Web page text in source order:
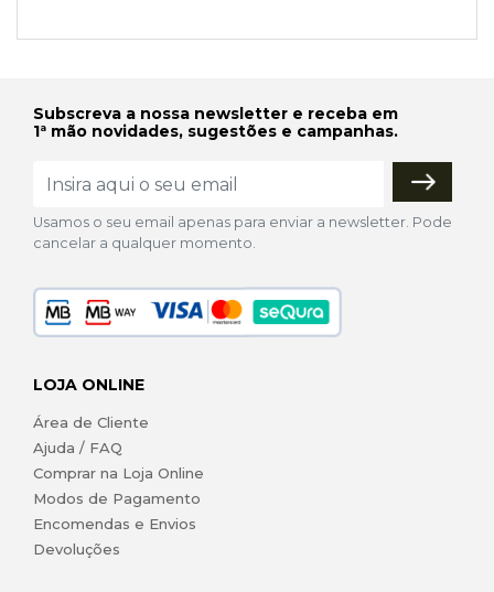
Subscreva a nossa newsletter e receba em
1ª mão novidades, sugestões e campanhas.
Usamos o seu email apenas para enviar a newsletter. Pode
cancelar a qualquer momento.
LOJA ONLINE
Área de Cliente
Ajuda / FAQ
Comprar na Loja Online
Modos de Pagamento
Encomendas e Envios
Devoluções